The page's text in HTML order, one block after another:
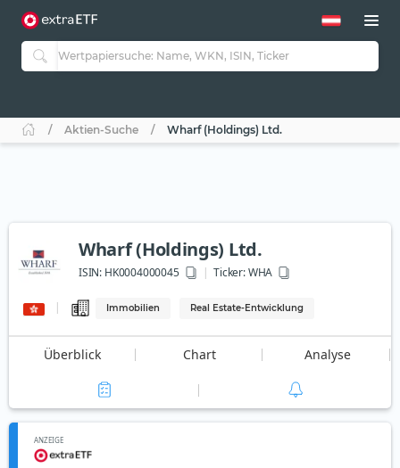
Aktien-Suche Wharf (Holdings) Ltd.
Wharf (Holdings) Ltd.
ISIN: HK0004000045 Ticker:WHA
Immobilien Real Estate-Entwicklung
Überblick Chart Analyse
ANZEIGE